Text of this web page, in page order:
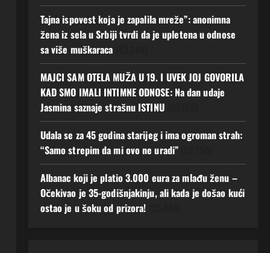
Tajna ispovest koja je zapalila mreže”: anonimna
žena iz sela u Srbiji tvrdi da je upletena u odnose
sa više muškaraca
MAJCI SAM OTELA MUŽA U 19. I UVEK JOJ GOVORILA
KAD SMO IMALI INTIMNE ODNOSE: Na dan udaje
Jasmina saznaje strašnu ISTINU
Udala se za 45 godina starijeg i ima ogroman strah:
“Samo strepim da mi ovo ne uradi”
Albanac koji je platio 3.000 eura za mlađu ženu –
Očekivao je 35-godišnjakinju, ali kada je došao kući
ostao je u šoku od prizora!